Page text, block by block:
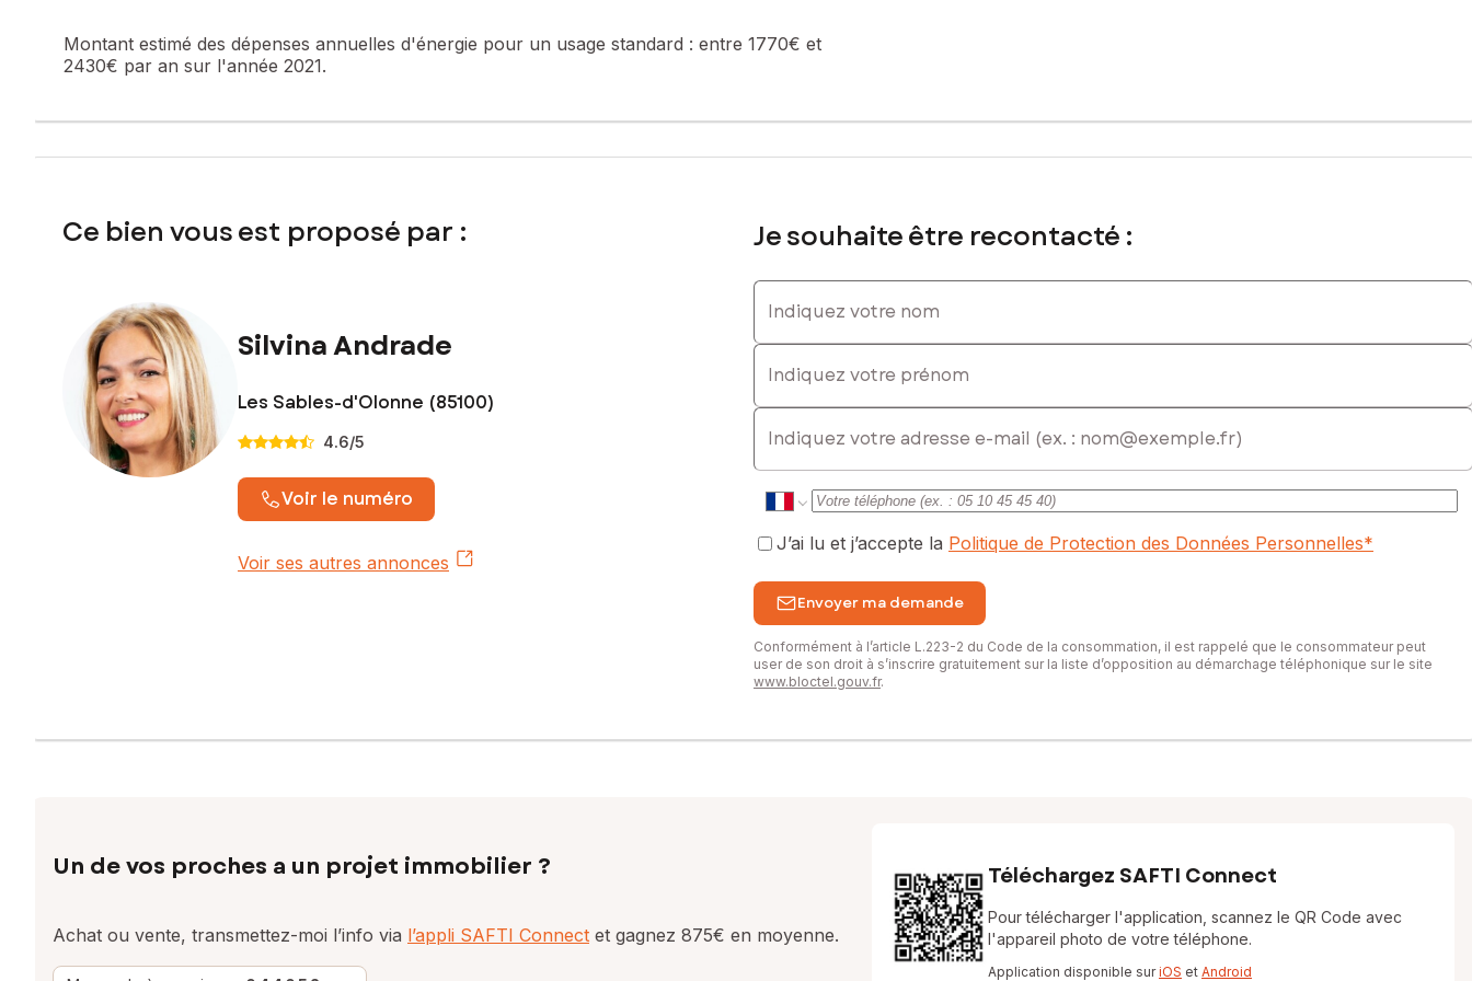
Montant estimé des dépenses annuelles d'énergie pour un usage standard : entre 1770€ et
2430€ par an sur l'année 2021.
Ce bien vous est proposé par :
Silvina Andrade
Les Sables-d'Olonne (85100)
4.6/5
Voir le numéro
Voir ses autres annonces
Je souhaite être recontacté :
Indiquez votre nom
Indiquez votre prénom
E-mail
J’ai lu et j’accepte la Politique de Protection des Données Personnelles*
Envoyer ma demande
Conformément à l’article L.223-2 du Code de la consommation, il est rappelé que le consommateur peut
user de son droit à s’inscrire gratuitement sur la liste d’opposition au démarchage téléphonique sur le site
www.bloctel.gouv.fr.
Un de vos proches a un projet immobilier ?
Achat ou vente, transmettez-moi l’info via l’appli SAFTI Connect et gagnez 875€ en moyenne.
Téléchargez SAFTI Connect
Pour télécharger l'application, scannez le QR Code avec
l'appareil photo de votre téléphone.
Application disponible suriOS et Android